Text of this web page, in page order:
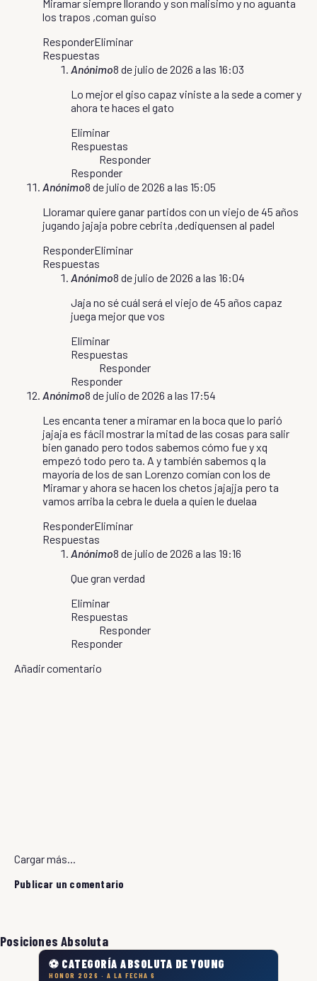
Miramar siempre llorando y son malisimo y no aguanta
los trapos ,coman guiso
ResponderEliminar
Respuestas
Anónimo8 de julio de 2026 a las 16:03
Lo mejor el giso capaz viniste a la sede a comer y
ahora te haces el gato
Eliminar
Respuestas
Responder
Responder
Anónimo8 de julio de 2026 a las 15:05
Lloramar quiere ganar partidos con un viejo de 45 años
jugando jajaja pobre cebrita ,dediquensen al padel
ResponderEliminar
Respuestas
Anónimo8 de julio de 2026 a las 16:04
Jaja no sé cuál será el viejo de 45 años capaz
juega mejor que vos
Eliminar
Respuestas
Responder
Responder
Anónimo8 de julio de 2026 a las 17:54
Les encanta tener a miramar en la boca que lo parió
jajaja es fácil mostrar la mitad de las cosas para salir
bien ganado pero todos sabemos cómo fue y xq
empezó todo pero ta. A y también sabemos q la
mayoría de los de san Lorenzo comían con los de
Miramar y ahora se hacen los chetos jajajja pero ta
vamos arriba la cebra le duela a quien le duelaa
ResponderEliminar
Respuestas
Anónimo8 de julio de 2026 a las 19:16
Que gran verdad
Eliminar
Respuestas
Responder
Responder
Añadir comentario
Cargar más...
Publicar un comentario
Posiciones Absoluta
⚽ CATEGORÍA ABSOLUTA DE YOUNG
HONOR 2026 · A LA FECHA 6